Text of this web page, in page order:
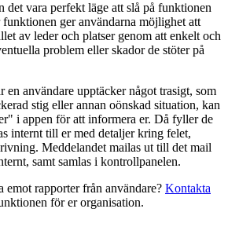
det vara perfekt läge att slå på funktionen
ger användarna möjlighet att
av leder och platser genom att enkelt och
problem eller skador de stöter på
en användare upptäcker något trasigt, som
stig eller annan oönskad situation, kan
i appen för att informera er. Då fyller de
internt till er med detaljer kring felet,
Meddelandet mailas ut till det mail
samt samlas i kontrollpanelen.
rapporter från användare? Kontakta
för er organisation.